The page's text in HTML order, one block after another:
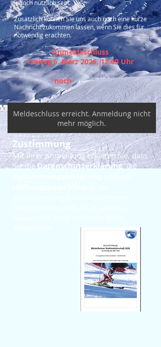
jedoch nützlich sein.
Zusätzlich können Sie uns auch noch eine kurze
Nachricht zukommen lassen, wenn Sie dies für
notwendig erachten.
Anmeldeschluss
Freitag 6. März 2026, 12.00 Uhr
noch
Meldeschluss erreicht. Anmeldung nicht
mehr möglich.
Zustimmung
Mit Ihrer Anmeldung erklären Sie, dass
Sie dieDatenschutzerklärung, die